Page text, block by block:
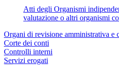
Atti degli Organismi
valutazione o altri organismi
Organi di revisione amministrativa e
Corte dei conti
Controlli interni
Servizi erogati